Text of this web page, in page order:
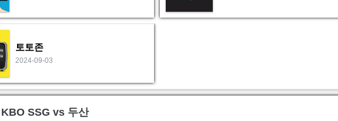
토토존
2024-09-03
SSG vs 두산